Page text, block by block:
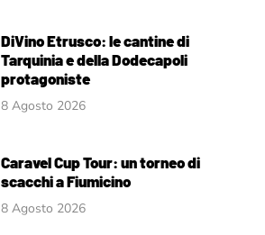
DiVino Etrusco: le cantine di
Tarquinia e della Dodecapoli
protagoniste
8 Agosto 2026
Caravel Cup Tour: un torneo di
scacchi a Fiumicino
8 Agosto 2026